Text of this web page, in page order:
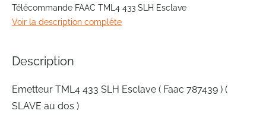
to
the
beginning
images
Télécommande FAAC TML4 433 SLH Esclave
Voir la description complète
Description
Emetteur TML4 433 SLH Esclave ( Faac 787439 ) (
SLAVE au dos )